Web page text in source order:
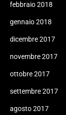
febbraio 2018
gennaio 2018
dicembre 2017
novembre 2017
ottobre 2017
settembre 2017
agosto 2017